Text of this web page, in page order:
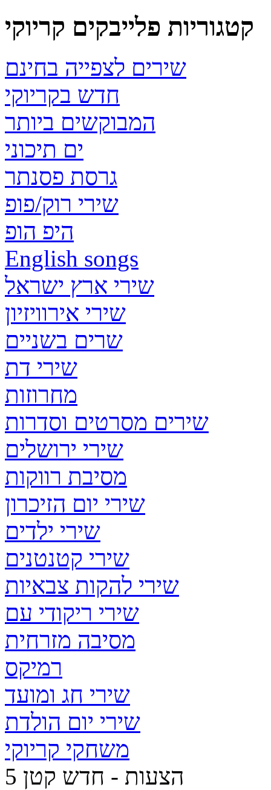
קטגוריות פלייבקים קריוקי
שירים לצפייה בחינם
חדש בקריוקי
המבוקשים ביותר
ים תיכוני
גרסת פסנתר
שירי רוק/פופ
היפ הופ
English songs
שירי ארץ ישראל
שירי אירוויזיון
שרים בשניים
שירי דת
מחרוזות
שירים מסרטים וסדרות
שירי ירושלים
מסיבת רווקות
שירי יום הזיכרון
שירי ילדים
שירי קטנטנים
שירי להקות צבאיות
שירי ריקודי עם
מסיבה מזרחית
רמיקס
שירי חג ומועד
שירי יום הולדת
משחקי קריוקי
5 הצעות - חדש קטן